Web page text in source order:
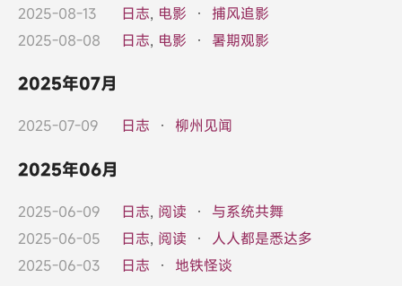
2025-08-13 日志, 电影 · 捕风追影
2025-08-08
日志, 电影 · 暑期观影
2025年07月
2025-07-09 日志 · 柳州见闻
2025年06月
2025-06-09 日志, 阅读 · 与系统共舞
2025-06-05
日志, 阅读 · 人人都是悉达多
2025-06-03
日志 · 地铁怪谈